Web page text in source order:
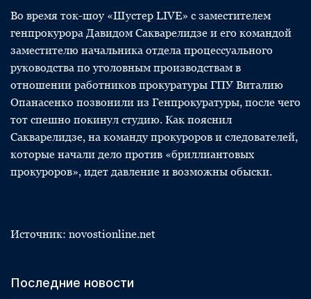
Во время ток-шоу «Шустер LIVE» с заместителем
генпрокурора Давидом Сакварелидзе и его командой
заместителю начальника отдела процессуального
руководства по уголовным производствам в
отношении работников прокуратуры ГПУ Виталию
Опанасенко позвонили из Генпрокуратуры, после чего
тот спешно покинул студию. Как пояснил
Сакварелидзе, на команду прокуроров и следователей,
которые начали дело против «бриллиантовых
прокуроров», идет давление и возможны обыски.
Источник: novostionline.net
Последние новости